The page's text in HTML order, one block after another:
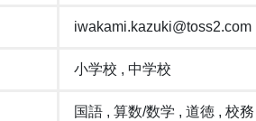
iwakami.kazuki@toss2.com
小学校 , 中学校
国語 , 算数/数学 , 道徳 , 校